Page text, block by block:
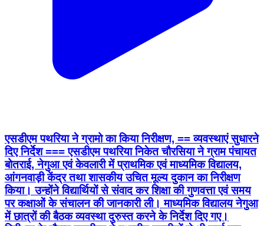
एसडीएम पथरिया ने ग्रामो का किया निरीक्षण, == व्यवस्थाएं सुधारने
दिए निर्देश === एसडीएम पथरिया निकेत चौरसिया ने ग्राम पंचायत
बोतराई, नेगुआ एवं केवलारी में प्राथमिक एवं माध्यमिक विद्यालय,
आंगनवाड़ी केंद्र तथा शासकीय उचित मूल्य दुकान का निरीक्षण
किया। उन्होंने विद्यार्थियों से संवाद कर शिक्षा की गुणवत्ता एवं समय
पर कक्षाओं के संचालन की जानकारी ली। माध्यमिक विद्यालय नेगुआ
में छात्रों की बैठक व्यवस्था दुरुस्त करने के निर्देश दिए गए।